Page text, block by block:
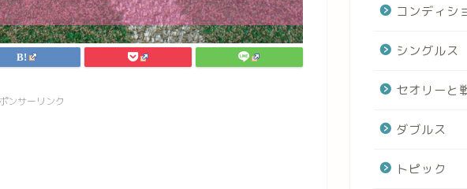
ンサーリンク
コンディシ
シングルス
セオリーと
ダブルス
トピック